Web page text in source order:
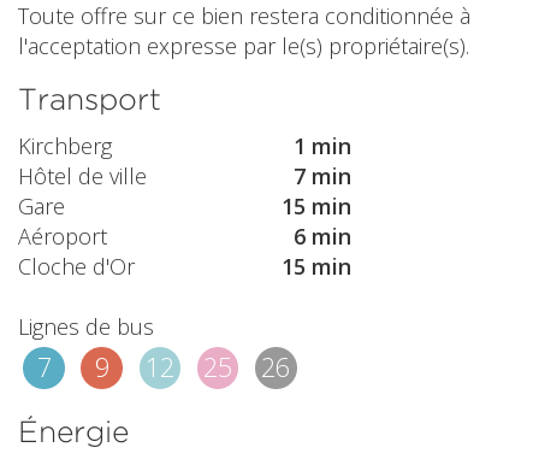
Toute offre sur ce bien restera conditionnée à
l'acceptation expresse par le(s) propriétaire(s).
Transport
Kirchberg
1 min
Hôtel de ville
7 min
Gare
15 min
Aéroport
6 min
Cloche d'Or
15 min
Lignes de bus
7 9 12 25 26
Énergie